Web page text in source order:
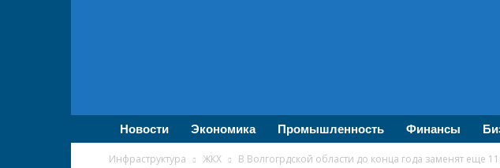
бизнеса
Новости Экономика Промышленность Финансы
Инфраструктура ЖКХ В Волгогрдской области до конца года заменят еще